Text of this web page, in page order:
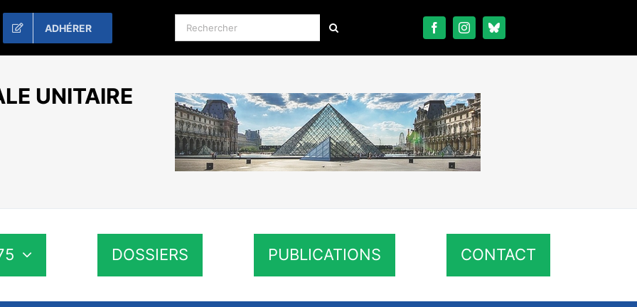
ADHÉRER Rechercher:
UNITAIRE
DOSSIERS PUBLICATIONS CONTACT